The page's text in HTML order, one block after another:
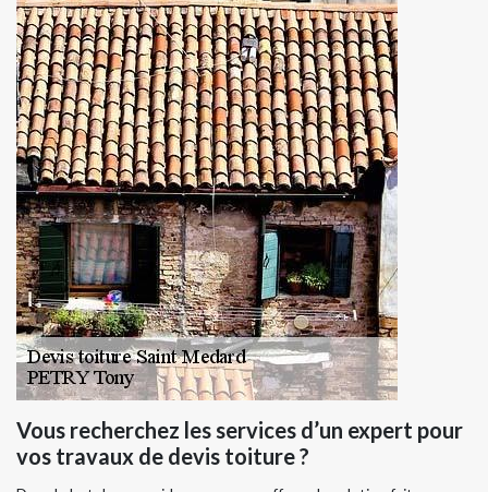
Vous recherchez les services d’un expert pour
vos travaux de devis toiture ?